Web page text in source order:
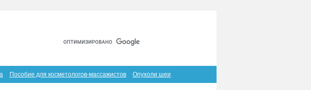
Пособие для косметологов-массажистов Опухоли шеи